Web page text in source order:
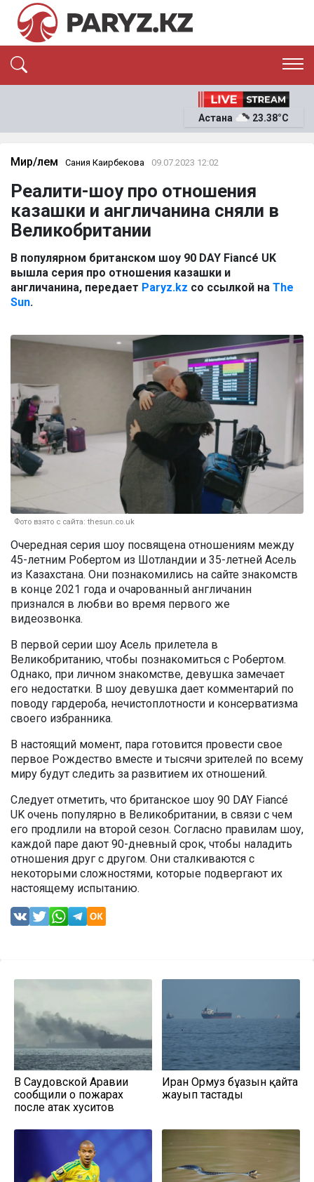
ЭКОНОМИКА
ОҚИҒА
News
Астана 23.38°C
Мир/Әлем Сания Каирбекова 09.07.2023 12:02
Реалити-шоу про отношения
казашки и англичанина сняли в
Великобритании
В популярном британском шоу 90 DAY Fiancé UK
вышла серия про отношения казашки и
англичанина, передает Paryz.kz со ссылкой на The
Sun.
Фото взято с сайта: thesun.co.uk
Очередная серия шоу посвящена отношениям между
45-летним Робертом из Шотландии и 35-летней Асель
из Казахстана. Они познакомились на сайте знакомств
в конце 2021 года и очарованный англичанин
признался в любви во время первого же
видеозвонка.
В первой серии шоу Асель прилетела в
Великобританию, чтобы познакомиться с Робертом.
Однако, при личном знакомстве, девушка замечает
его недостатки. В шоу девушка дает комментарий по
поводу гардероба, нечистоплотности и консерватизма
своего избранника.
В настоящий момент, пара готовится провести свое
первое Рождество вместе и тысячи зрителей по всему
миру будут следить за развитием их отношений.
Следует отметить, что британское шоу 90 DAY Fiancé
UK очень популярно в Великобритании, в связи с чем
его продлили на второй сезон. Согласно правилам шоу,
каждой паре дают 90-дневный срок, чтобы наладить
отношения друг с другом. Они сталкиваются с
некоторыми сложностями, которые подвергают их
настоящему испытанию.
В Саудовской Аравии
сообщили о пожарах
после атак хуситов
Иран Ормуз бұғазын қайта
жауып тастады